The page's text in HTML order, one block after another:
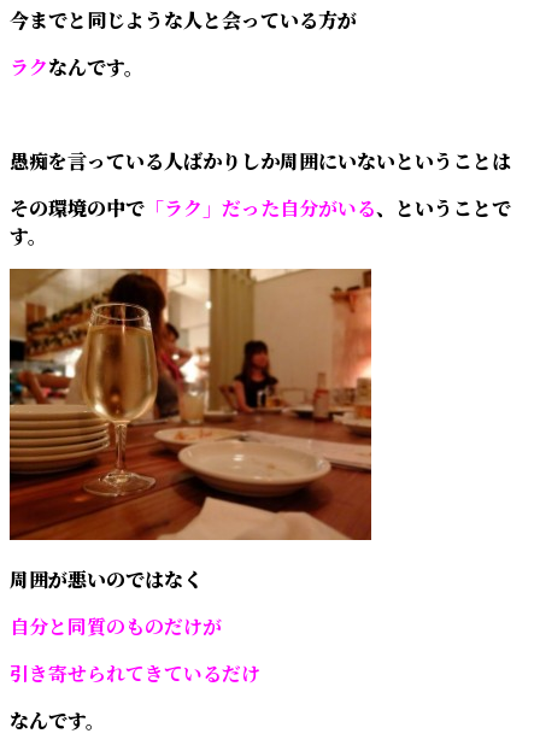
今までと同じような人と会っている方が
ラクなんです。
愚痴を言っている人ばかりしか周囲にいないということは
その環境の中で 「ラク」だった自分がいる、ということで
す。
周囲が悪いのではなく
自分と同質のものだけが
引き寄せられてきているだけ
なんです。